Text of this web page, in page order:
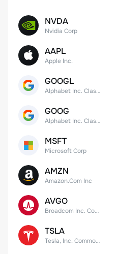
NVDA
Nvidia Corp
AAPL
Apple Inc.
GOOGL
Alphabet Inc. Class A Common Stock
GOOG
Alphabet Inc. Class C Capital Stock
MSFT
Microsoft Corp
AMZN
Amazon.Com Inc
AVGO
Broadcom Inc. Common Stock
TSLA
Tesla, Inc. Common Stock